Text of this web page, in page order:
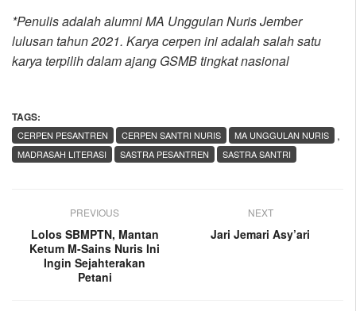
*Penulis adalah alumni MA Unggulan Nuris Jember
lulusan tahun 2021. Karya cerpen ini adalah salah satu
karya terpilih dalam ajang GSMB tingkat nasional
TAGS:
,
CERPEN PESANTREN CERPEN SANTRI NURIS
MA UNGGULAN NURIS
MADRASAH LITERASI
SASTRA PESANTREN SASTRA SANTRI
PREVIOUS
Lolos SBMPTN, Mantan
Ketum M-Sains Nuris Ini
Ingin Sejahterakan
Petani
NEXT
Jari Jemari Asy’ari